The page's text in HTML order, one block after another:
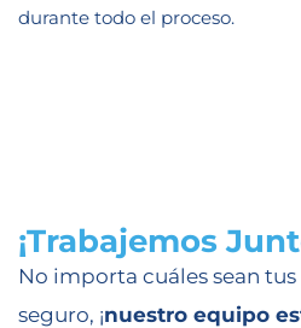
durante todo el proceso.
¡Trabajemos
No importa cuáles sean
seguro, ¡nuestro equipo